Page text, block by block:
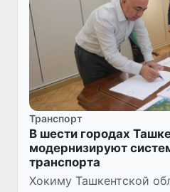
Транспорт
В шести городах
модернизируют
транспорта
Хокиму Ташкентской